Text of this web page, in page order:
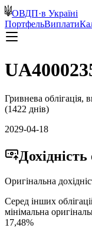
ОВДП·в Україні
ПортфельВиплати
Гривнева облігація,
(1422 днів)
2029-04-18
Дохідність
Оригінальна
Серед інших
мінімальна
17,48%